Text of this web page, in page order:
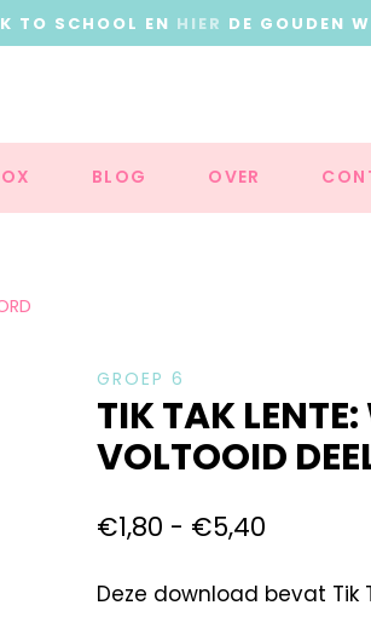
TO SCHOOL EN HIER DE GOUDEN
BLOG OVER
GROEP 6
TIK TAK
VOLTOOID
€1,80 - €5,40
Deze download bevat Tik